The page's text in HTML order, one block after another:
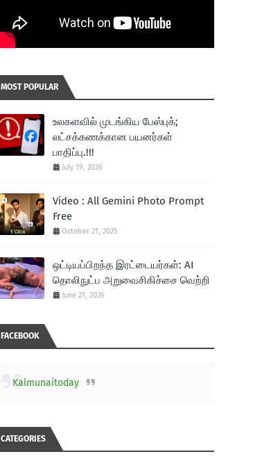
MOST POPULAR
உலகளவில் முடங்கிய பேஸ்புக்;
லட்சக்கணக்கான பயனர்கள்
பாதிப்பு.!!!
July 19, 2026
Video : All Gemini Photo Prompt
Free
October 21, 2025
ஒட்டியப்பிறந்த இரட்டையர்கள்: AI
தொலிநுட்ப அறுவைசிகிச்சை வெற்றி
June 21, 2026
FACEBOOK
Kalmunaitoday
CATEGORIES